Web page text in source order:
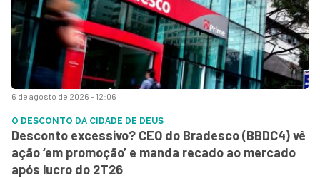
6 de agosto de 2026 - 12:06
O DESCONTO DA CIDADE DE DEUS
Desconto excessivo? CEO do Bradesco (BBDC4) vê
ação ‘em promoção’ e manda recado ao mercado
após lucro do 2T26